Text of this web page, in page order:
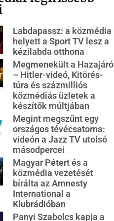
Labdapassz: a közmédia
helyett a Sport TV lesz a
kézilabda otthona
Megmenekült a Hazajáró
– Hitler-videó, Kitörés-
túra és százmilliós
közmédiás üzletek a
készítők múltjában
Megint megszűnt egy
országos tévécsatorna:
videón a Jazz TV utolsó
másodpercei
Magyar Pétert és a
közmédia vezetését
bírálta az Amnesty
International a
Klubrádióban
Panyi Szabolcs kapja a